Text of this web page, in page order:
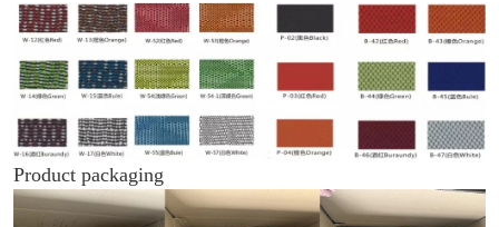
Product packaging